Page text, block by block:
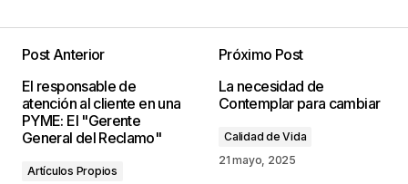
publicada. Los campos obligatorios están
marcados con*
Post Anterior
El responsable de
atención al cliente en una
PYME: El "Gerente
General del Reclamo"
Artículos Propios
Próximo Post
La necesidad de
Contemplar para cambiar
Calidad de Vida
21 mayo, 2025